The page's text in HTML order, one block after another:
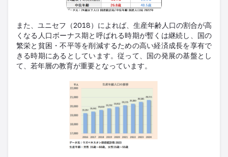
また、ユニセフ（2018）によれば、生産年齢人口の割合が高
くなる人口ボーナス期と呼ばれる時期が暫くは継続し、国の
繁栄と貧困・不平等を削減するための高い経済成長を享有で
きる時期にあるとしています。従って、国の発展の基盤とし
て、若年層の教育が重要となっています。